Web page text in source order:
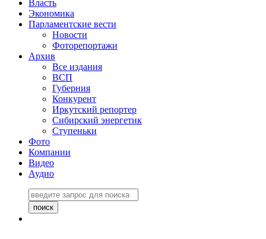
Власть
Экономика
Парламентские вести
Новости
Фоторепортажи
Архив
Все издания
ВСП
Губерния
Конкурент
Иркутский репортер
Сибирский энергетик
Ступеньки
Фото
Компании
Видео
Аудио